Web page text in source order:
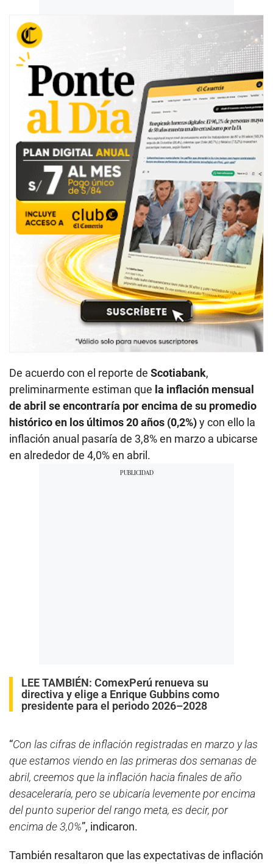
De acuerdo con el reporte de Scotiabank,
preliminarmente estiman que la inflación mensual
de abril se encontraría por encima de su promedio
histórico en los últimos 20 años (0,2%)y con ello la
inflación anual pasaría de 3,8% en marzo a ubicarse
en alrededor de 4,0% en abril.
LEE TAMBIÉN: ComexPerú renueva su
directiva y elige a Enrique Gubbins como
presidente para el periodo 2026–2028
“Con las cifras de inflación registradas en marzo y las
que estamos viendo en las primeras dos semanas de
abril, creemos que la inflación hacia finales de año
desaceleraría, pero se ubicaría levemente por encima
del punto superior del rango meta, es decir, por
encima de 3,0%”, indicaron.
También resaltaron que las expectativas de inflación